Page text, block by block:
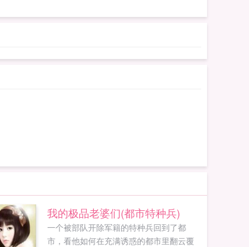
我的极品老婆们(都市特种兵)
一个被部队开除军籍的特种兵回到了都
市，看他如何在充满诱惑的都市里翻云覆